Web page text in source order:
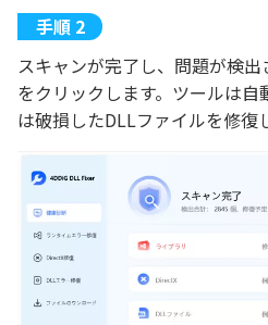
スキャンが完了し、問題が検
をクリックします。ツールは
は破損したDLLファイルを修復